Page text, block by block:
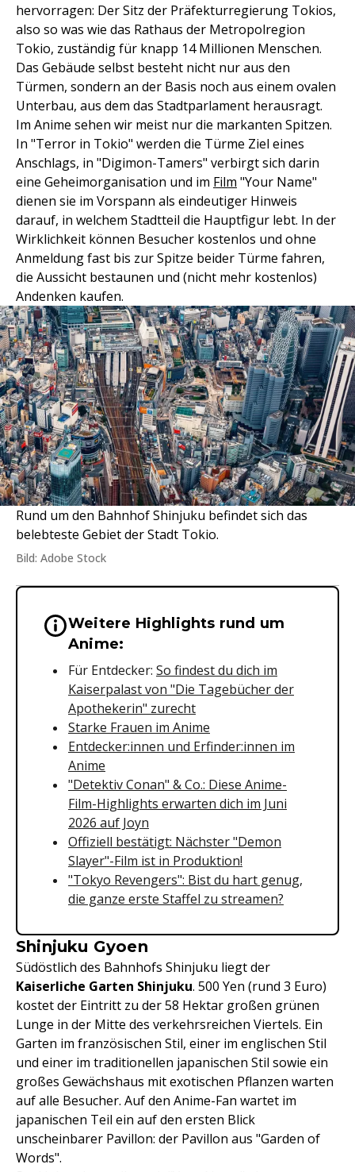
hervorragen: Der Sitz der Präfekturregierung Tokios,
also so was wie das Rathaus der Metropolregion
Tokio, zuständig für knapp 14 Millionen Menschen.
Das Gebäude selbst besteht nicht nur aus den
Türmen, sondern an der Basis noch aus einem ovalen
Unterbau, aus dem das Stadtparlament herausragt.
Im Anime sehen wir meist nur die markanten Spitzen.
In "Terror in Tokio" werden die Türme Ziel eines
Anschlags, in "Digimon-Tamers" verbirgt sich darin
eine Geheimorganisation und im Film "Your Name"
dienen sie im Vorspann als eindeutiger Hinweis
darauf, in welchem Stadtteil die Hauptfigur lebt. In der
Wirklichkeit können Besucher kostenlos und ohne
Anmeldung fast bis zur Spitze beider Türme fahren,
die Aussicht bestaunen und (nicht mehr kostenlos)
Andenken kaufen.
Rund um den Bahnhof Shinjuku befindet sich das
belebteste Gebiet der Stadt Tokio.
Bild: Adobe Stock
Wichtige Hinweise &
Weitere Highlights rund um
Anime:
Für Entdecker: So findest du dich im
Kaiserpalast von "Die Tagebücher der
Apothekerin" zurecht
Starke Frauen im Anime
Entdecker:innen und Erfinder:innen im
Anime
"Detektiv Conan" & Co.: Diese Anime-
Film-Highlights erwarten dich im Juni
2026 auf Joyn
Offiziell bestätigt: Nächster "Demon
Slayer"-Film ist in Produktion!
"Tokyo Revengers": Bist du hart genug,
die ganze erste Staffel zu streamen?
Shinjuku Gyoen
Südöstlich des Bahnhofs Shinjuku liegt der
Kaiserliche Garten Shinjuku. 500 Yen (rund 3 Euro)
kostet der Eintritt zu der 58 Hektar großen grünen
Lunge in der Mitte des verkehrsreichen Viertels. Ein
Garten im französischen Stil, einer im englischen Stil
und einer im traditionellen japanischen Stil sowie ein
großes Gewächshaus mit exotischen Pflanzen warten
auf alle Besucher. Auf den Anime-Fan wartet im
japanischen Teil ein auf den ersten Blick
unscheinbarer Pavillon: der Pavillon aus "Garden of
Words".